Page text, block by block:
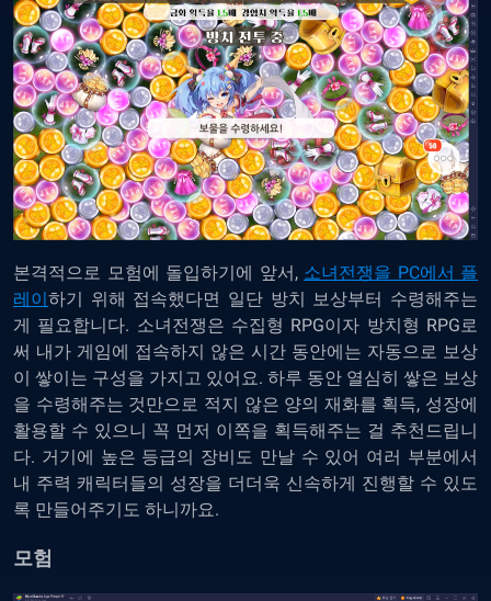
본격적으로 모험에 돌입하기에 앞서, 소녀전쟁을 PC에서 플
레이 하기 위해 접속했다면 일단 방치 보상부터 수령해주는
게 필요합니다. 소녀전쟁은 수집형 RPG이자 방치형 RPG로
써 내가 게임에 접속하지 않은 시간 동안에는 자동으로 보상
이 쌓이는 구성을 가지고 있어요. 하루 동안 열심히 쌓은 보상
을 수령해주는 것만으로 적지 않은 양의 재화를 획득, 성장에
활용할 수 있으니 꼭 먼저 이쪽을 획득해주는 걸 추천드립니
다. 거기에 높은 등급의 장비도 만날 수 있어 여러 부분에서
내 주력 캐릭터들의 성장을 더더욱 신속하게 진행할 수 있도
록 만들어주기도 하니까요.
모험